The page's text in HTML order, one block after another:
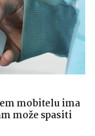
mobitelu ima
može spasiti